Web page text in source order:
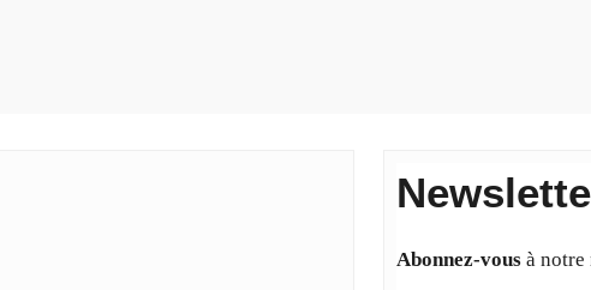
Abonnez-vousà notre